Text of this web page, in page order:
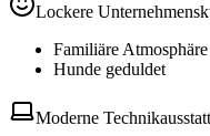
Lockere
Familiäre Atmosphäre
Hunde geduldet
Moderne